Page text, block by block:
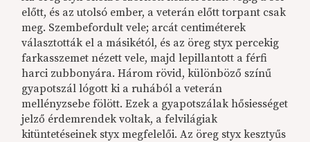
előtt, és az utolsó ember, a veterán előtt torpant csak
meg. Szembefordult vele; arcát centiméterek
választották el a másikétól, és az öreg styx percekig
farkasszemet nézett vele, majd lepillantott a férfi
harci zubbonyára. Három rövid, különböző színű
gyapotszál lógott ki a ruhából a veterán
mellényzsebe fölött. Ezek a gyapotszálak hősiességet
jelző érdemrendek voltak, a felvilágiak
kitüntetéseinek styx megfelelői. Az öreg styx kesztyűs